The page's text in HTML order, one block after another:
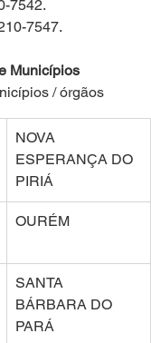
7542.
7547.
Municípios
/ órgãos
NOVA
ESPERANÇA DO
PIRIÁ
OURÉM
SANTA
BÁRBARA DO
PARÁ